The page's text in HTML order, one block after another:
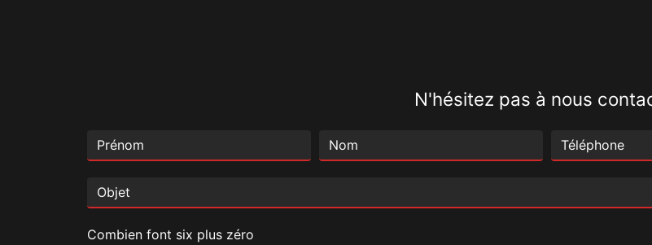
N'hésitez pas à nous
Combien font six plus zéro